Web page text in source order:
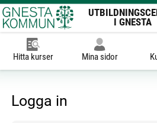
I GNESTA
Hitta kurser Mina sidor
Logga in